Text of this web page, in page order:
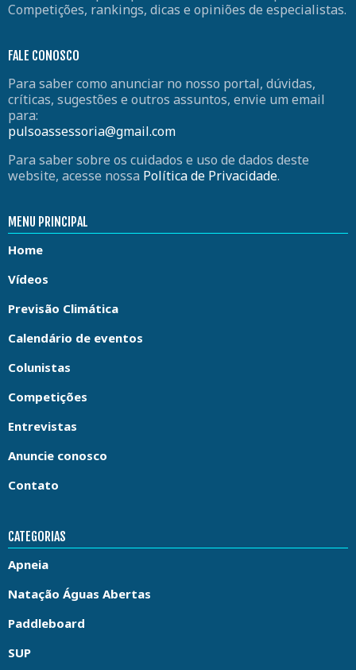
Competições, rankings, dicas e opiniões de especialistas.
FALE CONOSCO
Para saber como anunciar no nosso portal, dúvidas,
críticas, sugestões e outros assuntos, envie um email
para:
pulsoassessoria@gmail.com
Para saber sobre os cuidados e uso de dados deste
website, acesse nossa Política de Privacidade.
MENU PRINCIPAL
Home
Vídeos
Previsão Climática
Calendário de eventos
Colunistas
Competições
Entrevistas
Anuncie conosco
Contato
CATEGORIAS
Apneia
Natação Águas Abertas
Paddleboard
SUP